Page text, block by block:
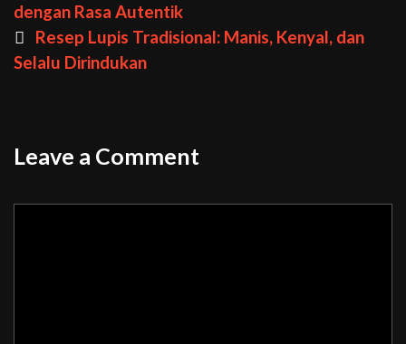
navigation
dengan Rasa Autentik
Resep Lupis Tradisional: Manis, Kenyal, dan
Selalu Dirindukan
Leave a Comment